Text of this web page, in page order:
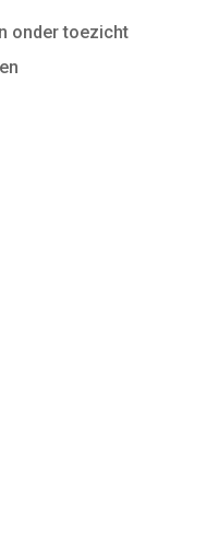
onder toezicht